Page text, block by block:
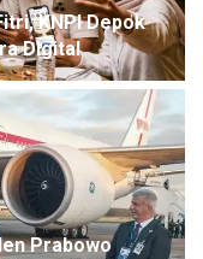
KNPI Depok
Digital
Prabowo